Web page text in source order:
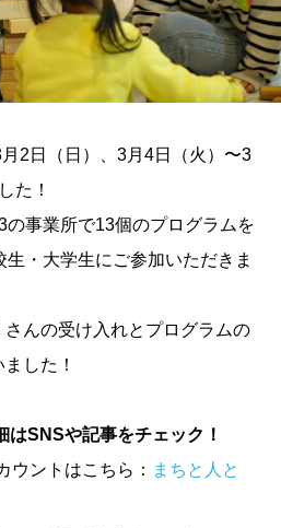
月2日（日）、3月4日（火）〜3
た！
事業所で13個のプログラムを
・大学生にご参加いただきま
んの受け入れとプログラムの
した！
SNSや記事をチェック！
ウントはこちら： まちと人と